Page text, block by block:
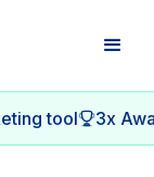
tool 3x